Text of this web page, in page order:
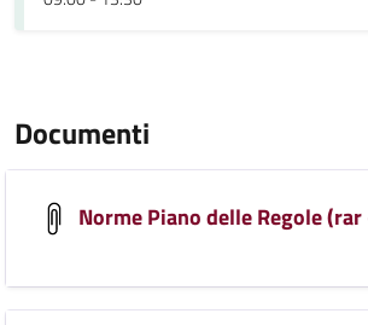
Documenti
Norme Piano delle Regole (rar